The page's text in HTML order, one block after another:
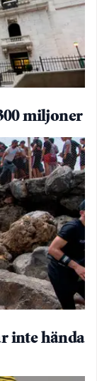
miljoner
inte hända